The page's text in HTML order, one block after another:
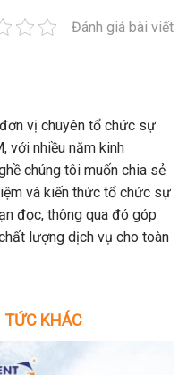
Đánh giá bài viết
vị chuyên tổ chức sự
với nhiều năm kinh
chúng tôi muốn chia sẻ
và kiến thức tổ chức sự
đọc, thông qua đó góp
lượng dịch vụ cho toàn
KHÁC